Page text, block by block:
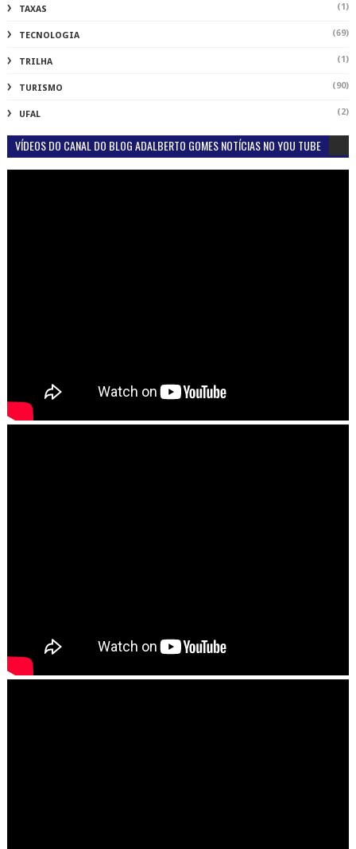
TAXAS (1)
TECNOLOGIA (69)
TRILHA (1)
TURISMO (90)
UFAL (2)
VÍDEOS DO CANAL DO BLOG ADALBERTO GOMES NOTÍCIAS NO YOU TUBE